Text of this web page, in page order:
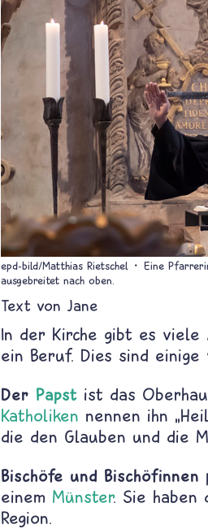
epd-bild/Matthias Rietschel
Eine
ausgebreitet nach oben.
Text von Jane
In der Kirche gibt es viele
ein Beruf. Dies sind einige
Der Papst ist das
Katholiken nennen ihn
die den Glauben und die
Bischöfe und Bischöfinnen
einem Münster. Sie
Region.